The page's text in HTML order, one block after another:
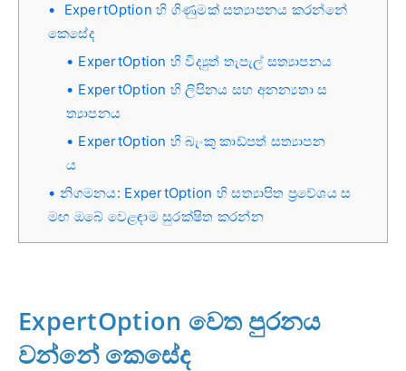
ExpertOption හි ගිණුමක් සත්‍යාපනය කරන්නේ
කෙසේද
ExpertOption හි විද්‍යුත් තැපැල් සත්‍යාපනය
ExpertOption හි ලිපිනය සහ අනන්‍යතා ස
ත්‍යාපනය
ExpertOption හි බැංකු කාඩ්පත් සත්‍යාපන
ය
නිගමනය: ExpertOption හි සත්‍යාපිත ප්‍රවේශය ස
මඟ ඔබේ වෙළඳාම සුරක්ෂිත කරන්න
ExpertOption වෙත පුරනය
වන්නේ කෙසේද